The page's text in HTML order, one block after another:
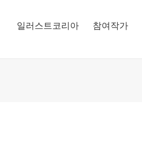
일러스트코리아 참여작가